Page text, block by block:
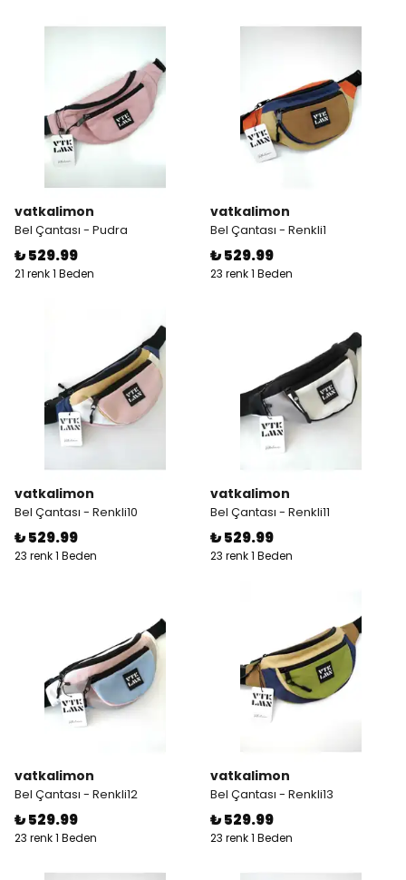
vatkalimon
Bel Çantası - Pudra
₺ 529.99
21 renk 1 Beden
vatkalimon
Bel Çantası - Renkli1
₺ 529.99
23 renk 1 Beden
vatkalimon
Bel Çantası - Renkli10
₺ 529.99
23 renk 1 Beden
vatkalimon
Bel Çantası - Renkli11
₺ 529.99
23 renk 1 Beden
vatkalimon
Bel Çantası - Renkli12
₺ 529.99
23 renk 1 Beden
vatkalimon
Bel Çantası - Renkli13
₺ 529.99
23 renk 1 Beden